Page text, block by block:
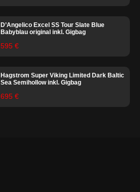
D’Angelico Excel SS Tour Slate Blue
Babyblau original inkl. Gigbag
595 €
Hagstrom Super Viking Limited Dark Baltic
Sea Semihollow inkl. Gigbag
695 €